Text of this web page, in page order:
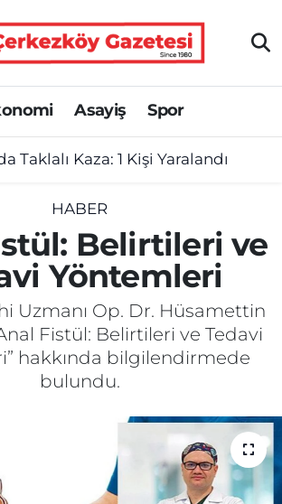
Asayiş Spor
Taklalı Kaza: 1 Kişi Yaralandı
HABER
Belirtileri ve
Yöntemleri
Uzmanı Op. Dr. Hüsamettin
Fistül: Belirtileri ve Tedavi
hakkında bilgilendirmede
bulundu.
Nöbetçi Eczaneler
Durumu
Vakitleri
Yoğunluk Haritası
Puan Durumu ve Fikstür
Haberleri